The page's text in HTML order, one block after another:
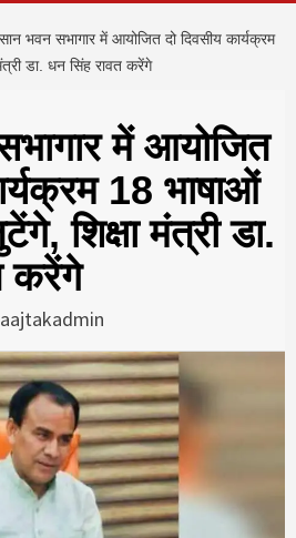
भवन सभागार में आयोजित दो दिवसीय कार्यक्रम
डा. धन सिंह रावत करेंगे
में आयोजित
18 भाषाओं
शिक्षा मंत्री डा.
करेंगे
aajtakadmin